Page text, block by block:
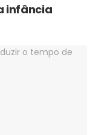
infância